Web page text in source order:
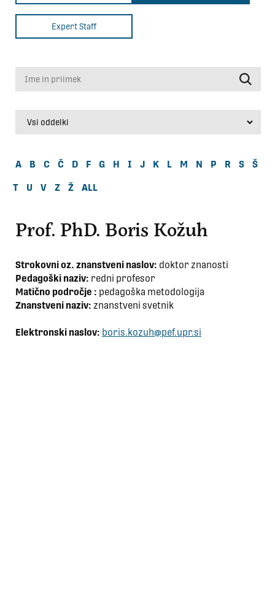
Expert Staff
A B C Č D F G H I J K L M N P R S Š
T U V Z Ž ALL
Prof. PhD. Boris Kožuh
Strokovni oz. znanstveni naslov: doktor znanosti
Pedagoški naziv: redni profesor
Matično področje : pedagoška metodologija
Znanstveni naziv: znanstveni svetnik
Elektronski naslov: boris.kozuh@pef.upr.si